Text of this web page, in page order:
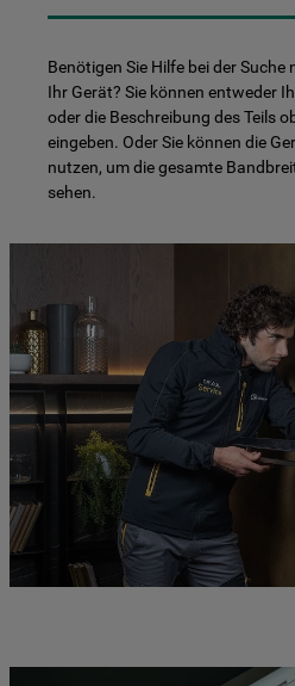
Benötigen Sie Hilfe bei der
Ihr Gerät? Sie können entweder
oder die Beschreibung des Teils
eingeben. Oder Sie können die
nutzen, um die gesamte
sehen.